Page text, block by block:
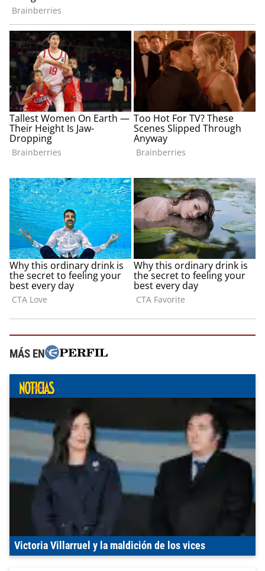
MÁS EN
Victoria Villarruel y la maldición de los vices